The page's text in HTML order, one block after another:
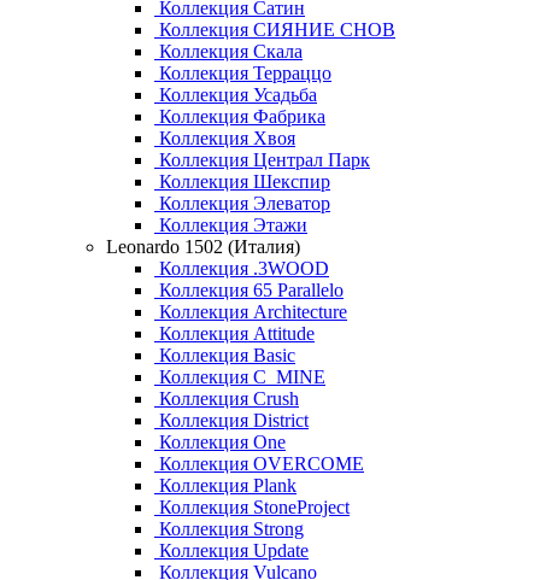
Коллекция Сатин
Коллекция СИЯНИЕ СНОВ
Коллекция Скала
Коллекция Терраццо
Коллекция Усадьба
Коллекция Фабрика
Коллекция Хвоя
Коллекция Централ Парк
Коллекция Шекспир
Коллекция Элеватор
Коллекция Этажи
Leonardo 1502 (Италия)
Коллекция .3WOOD
Коллекция 65 Parallelo
Коллекция Architecture
Коллекция Attitude
Коллекция Basic
Коллекция C_MINE
Коллекция Crush
Коллекция District
Коллекция One
Коллекция OVERCOME
Коллекция Plank
Коллекция StoneProject
Коллекция Strong
Коллекция Update
Коллекция Vulcano